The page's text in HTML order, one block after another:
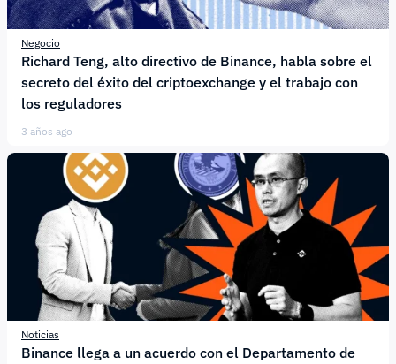
Negocio
Richard Teng, alto directivo de Binance, habla sobre el
secreto del éxito del criptoexchange y el trabajo con
los reguladores
3 años ago
Noticias
Binance llega a un acuerdo con el Departamento de